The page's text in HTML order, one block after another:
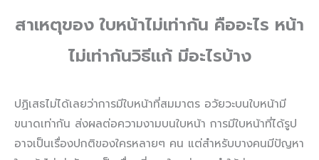
สาเหตุของ ใบหน้าไม่เท่ากัน คืออะไร หน้า
ไม่เท่ากันวิธีแก้ มีอะไรบ้าง
ปฏิเสธไม่ได้เลยว่าการมีใบหน้าที่สมมาตร อวัยวะบนใบหน้ามี
ขนาดเท่ากัน ส่งผลต่อความงามบนใบหน้า การมีใบหน้าที่ได้รูป
อาจเป็นเรื่องปกติของใครหลายๆ คน แต่สำหรับบางคนมีปัญหา